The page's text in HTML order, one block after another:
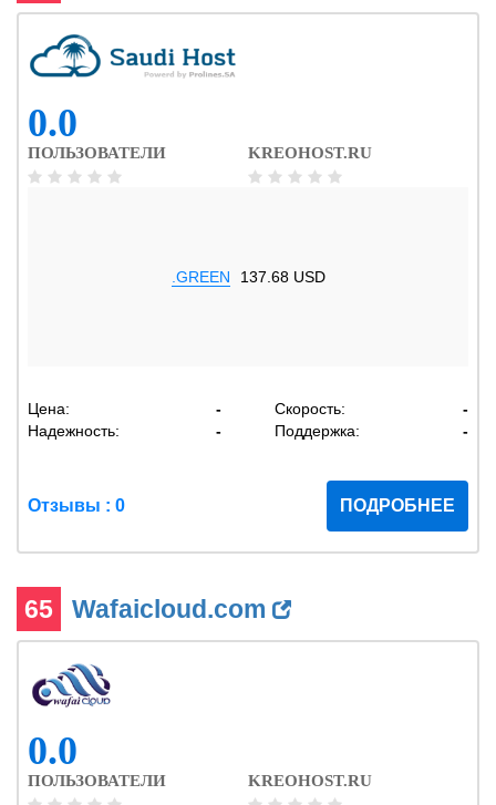
0.0
ПОЛЬЗОВАТЕЛИ KREOHOST.RU
.GREEN 137.68 USD
Цена: - Скорость:
-
Надежность:
- Поддержка: -
Отзывы : 0 ПОДРОБНЕЕ
65 Wafaicloud.com
0.0
ПОЛЬЗОВАТЕЛИ KREOHOST.RU